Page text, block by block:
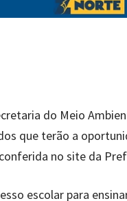
do Meio
que terão a
no site da
escolar para